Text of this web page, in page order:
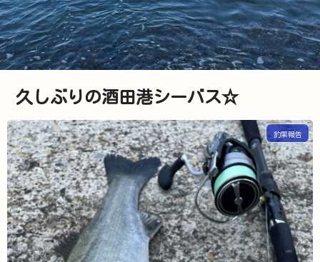
久しぶりの酒田港シーバス☆
釣果報告